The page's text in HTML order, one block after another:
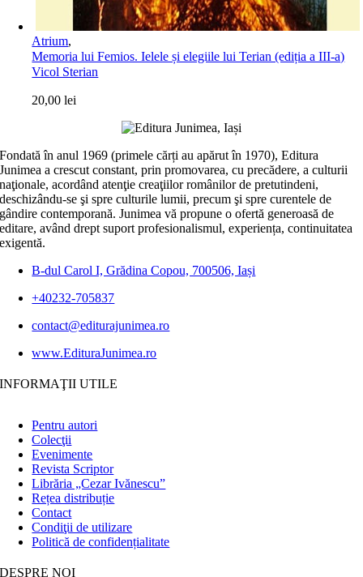
Atrium,
Memoria lui Femios. Ielele și elegiile lui Terian (ediția a III-a)
Vicol Sterian
20,00lei
Fondată în anul 1969 (primele cărți au apărut în 1970), Editura
Junimea a crescut constant, prin promovarea, cu precădere, a culturii
naţionale, acordând atenţie creaţiilor românilor de pretutindeni,
deschizându-se şi spre culturile lumii, precum şi spre curentele de
gândire contemporană. Junimea vă propune o ofertă generoasă de
editare, având drept suport profesionalismul, experiența, continuitatea
exigentă.
B-dul Carol I, Grădina Copou, 700506, Iași
+40232-705837
contact@editurajunimea.ro
www.EdituraJunimea.ro
INFORMAŢII UTILE
Pentru autori
Colecţii
Evenimente
Revista Scriptor
Librăria „Cezar Ivănescu”
Rețea distribuție
Contact
Condiţii de utilizare
Politică de confidențialitate
DESPRE NOI